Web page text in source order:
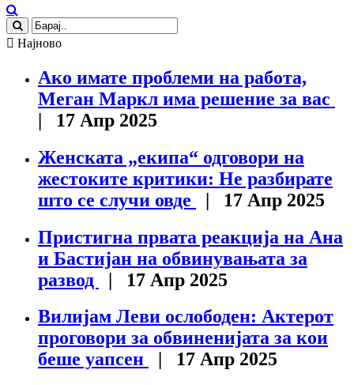
Најново
Ако имате проблеми на работа,
Меган Маркл има решение за вас
| 17 Апр 2025
Женската „екипа“ одговори на
жестоките критики: Не разбирате
што се случи овде
| 17 Апр 2025
Пристигна првата реакција на Ана
и Бастијан на обвинувањата за
развод
| 17 Апр 2025
Вилијам Леви ослободен: Актерот
проговори за обвиненијата за кои
беше уапсен
| 17 Апр 2025